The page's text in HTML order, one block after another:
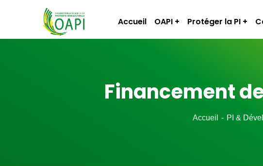
Accueil OAPI Protéger la PI
Financement
Accueil PI &